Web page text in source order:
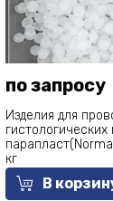
по запросу
Изделия для
кг
В